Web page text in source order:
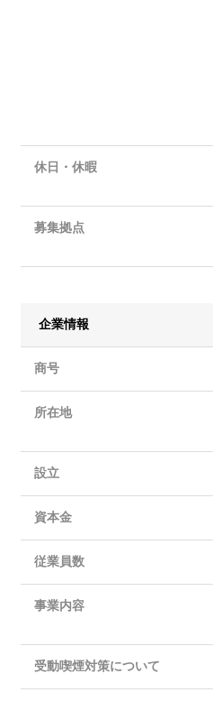
休日・休暇
募集拠点
企業情報
商号
所在地
設立
資本金
従業員数
事業内容
受動喫煙対策について